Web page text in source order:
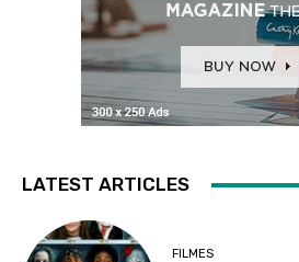
LATEST ARTICLES
FILMES